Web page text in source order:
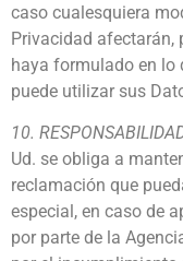
caso cualesquiera
Privacidad afectarán,
haya formulado en lo
puede utilizar sus
10.
Ud. se obliga a
reclamación que
especial, en caso de
por parte de la